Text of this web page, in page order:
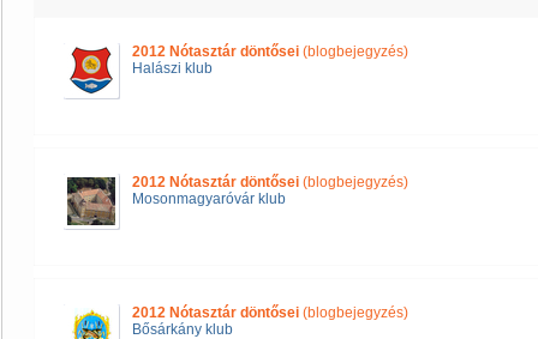
2012 Nótasztár döntősei (blogbejegyzés)
Halászi klub
2012 Nótasztár döntősei (blogbejegyzés)
Mosonmagyaróvár klub
2012 Nótasztár döntősei (blogbejegyzés)
Bősárkány klub